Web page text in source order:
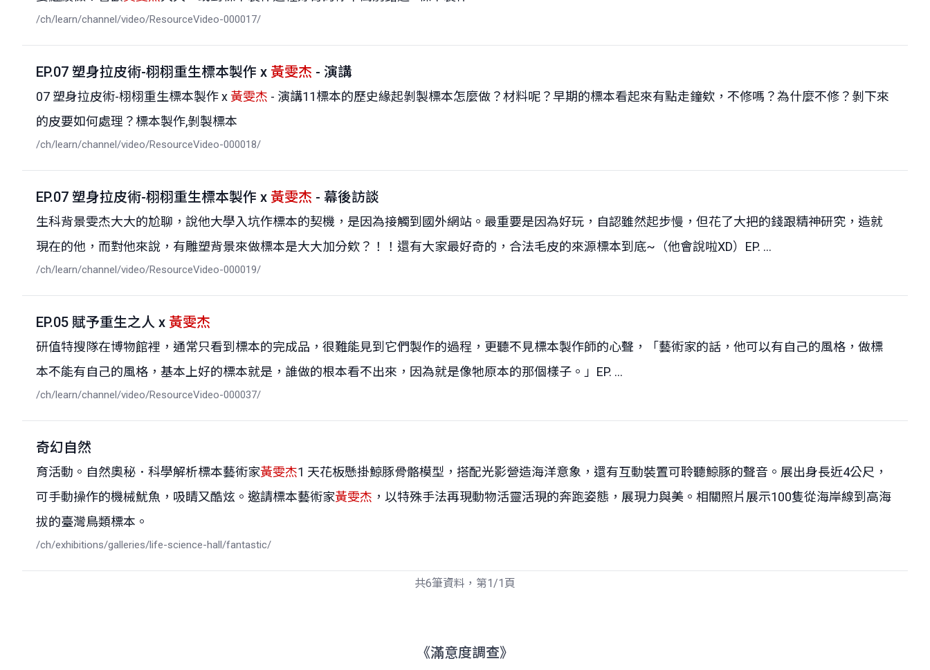
/ch/learn/channel/video/ResourceVideo-000017/
EP.07 塑身拉皮術-栩栩重生標本製作 x 黃雯杰 - 演講
07 塑身拉皮術-栩栩重生標本製作 x 黃雯杰 - 演講11標本的歷史緣起剝製標本怎麼做？材料呢？早期的標本看起來有點走鐘欸，不修嗎？為什麼不修？剝下來
的皮要如何處理？標本製作,剝製標本
/ch/learn/channel/video/ResourceVideo-000018/
EP.07 塑身拉皮術-栩栩重生標本製作 x 黃雯杰 - 幕後訪談
生科背景雯杰大大的尬聊，說他大學入坑作標本的契機，是因為接觸到國外網站。最重要是因為好玩，自認雖然起步慢，但花了大把的錢跟精神研究，造就
現在的他，而對他來說，有雕塑背景來做標本是大大加分欸？！！還有大家最好奇的，合法毛皮的來源標本到底~（他會說啦XD）EP. ...
/ch/learn/channel/video/ResourceVideo-000019/
EP.05 賦予重生之人 x 黃雯杰
研值特搜隊在博物館裡，通常只看到標本的完成品，很難能見到它們製作的過程，更聽不見標本製作師的心聲，「藝術家的話，他可以有自己的風格，做標
本不能有自己的風格，基本上好的標本就是，誰做的根本看不出來，因為就是像牠原本的那個樣子。」EP. ...
/ch/learn/channel/video/ResourceVideo-000037/
奇幻自然
育活動。自然奧秘．科學解析標本藝術家黃雯杰1 天花板懸掛鯨豚骨骼模型，搭配光影營造海洋意象，還有互動裝置可聆聽鯨豚的聲音。展出身長近4公尺，
可手動操作的機械魷魚，吸睛又酷炫。邀請標本藝術家黃雯杰 ，以特殊手法再現動物活靈活現的奔跑姿態，展現力與美。相關照片展示100隻從海岸線到高海
拔的臺灣鳥類標本。
/ch/exhibitions/galleries/life-science-hall/fantastic/
共6筆資料，第1/1頁
《滿意度調查》